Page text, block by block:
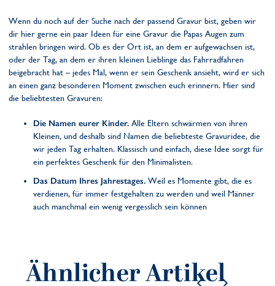
Wenn du noch auf der Suche nach der passend Gravur bist, geben wir
dir hier gerne ein paar Ideen für eine Gravur die Papas Augen zum
strahlen bringen wird. Ob es der Ort ist, an dem er aufgewachsen ist,
oder der Tag, an dem er ihren kleinen Lieblinge das Fahrradfahren
beigebracht hat – jedes Mal, wenn er sein Geschenk ansieht, wird er sich
an einen ganz besonderen Moment zwischen euch erinnern. Hier sind
die beliebtesten Gravuren:
Die Namen eurer Kinder. Alle Eltern schwärmen von ihren
Kleinen, und deshalb sind Namen die beliebteste Gravuridee, die
wir jeden Tag erhalten. Klassisch und einfach, diese Idee sorgt für
ein perfektes Geschenk für den Minimalisten.
Das Datum Ihres Jahrestages. Weil es Momente gibt, die es
verdienen, für immer festgehalten zu werden und weil Männer
auch manchmal ein wenig vergesslich sein können
Ähnlicher Artikel